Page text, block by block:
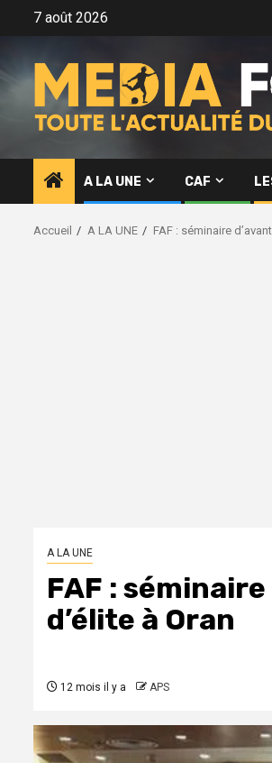
7 août 2026
A LA UNE CAF
Accueil A LA UNE FAF : séminaire
A LA UNE
FAF :
d’élite à Oran
12 mois il y a APS